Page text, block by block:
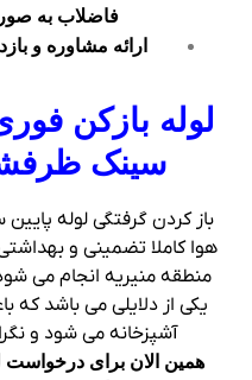
فاضلاب به
ارائه مشاوره و
لوله بازکن
سینک
باز کردن گرفتگی لوله
هوا کاملا تضمینی و
منطقه منیریه انجام می
یکی از دلایلی می باشد که
آشپزخانه می شود و
همین الان برای درخواست